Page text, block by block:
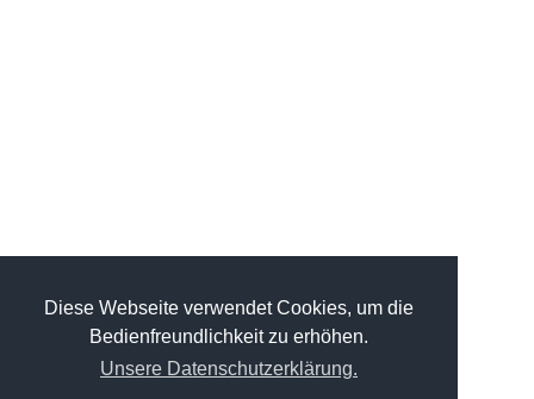
Diese Webseite verwendet Cookies, um die
Bedienfreundlichkeit zu erhöhen.
Unsere Datenschutzerklärung.